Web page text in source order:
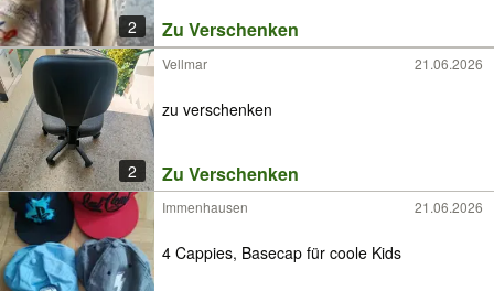
2 Zu Verschenken
2
Vellmar 21.06.2026
zu verschenken
Zu Verschenken
Immenhausen 21.06.2026
4 Cappies, Basecap für coole Kids